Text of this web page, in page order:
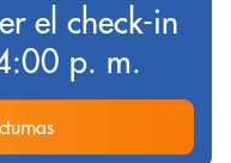
el check-in
p. m.